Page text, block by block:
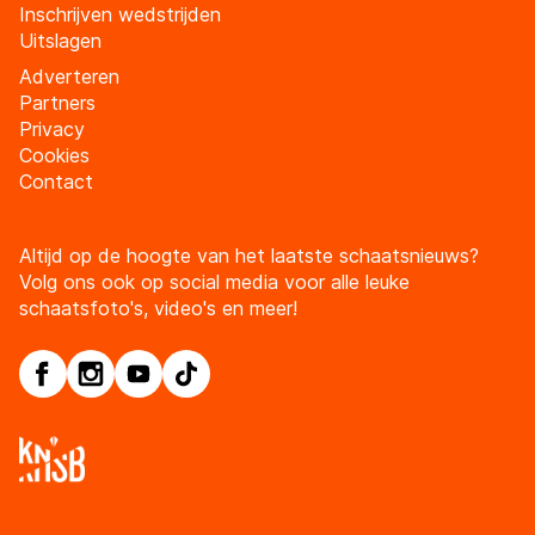
Inschrijven wedstrijden
Uitslagen
Adverteren
Partners
Privacy
Cookies
Contact
Altijd op de hoogte van het laatste schaatsnieuws?
Volg ons ook op social media voor alle leuke
schaatsfoto's, video's en meer!